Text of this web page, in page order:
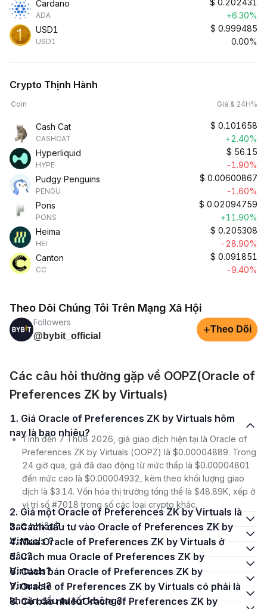
Cardano
ADA
$ 0.202431
+6.30%
USD1
USD1
$ 0.999485
0.00%
Crypto Thịnh Hành
Coin Giá & 24H%
Cash Cat
CASHCAT
$ 0.101658
+2.40%
Hyperliquid
HYPE
$ 56.15
-1.90%
Pudgy Penguins
PENGU
$ 0.00600867
-1.60%
Pons
PONS
$ 0.02094759
+11.90%
Heima
HEI
$ 0.205308
-28.90%
Canton
CC
$ 0.091851
-9.40%
Theo Dõi Chúng Tôi Trên Mạng Xã Hội
Followers
@bybit_official
+Theo Dõi
Các câu hỏi thường gặp về OOPZ(Oracle of
Preferences ZK by Virtuals)
1. Giá Oracle of Preferences ZK by Virtuals hôm
nay là bao nhiêu?
Tính đến 7 Th08 2026, giá giao dịch hiện tại là Oracle of
Preferences ZK by Virtuals (OOPZ) là $0.00004889. Trong
24 giờ qua, giá đã dao động từ mức thấp là $0.00004801
đến mức cao là $0.00004932, kèm theo khối lượng giao
dịch là $3.14. Vốn hóa thị trường tổng thể là $48.89K, xếp ở
vị trí số #7018 trong số các loại crypto khác.
2. Giá một Oracle of Preferences ZK by Virtuals là
bao nhiêu?
3. Cách đầu tư vào Oracle of Preferences ZK by
Virtuals ?
4. Mua Oracle of Preferences ZK by Virtuals ở
đâu?
5. Cách mua Oracle of Preferences ZK by
Virtuals?
6. Cách bán Oracle of Preferences ZK by
Virtuals?
7. Oracle of Preferences ZK by Virtuals có phải là
khoản đầu tư tốt không?
8. Có bao nhiêuOracle of Preferences ZK by